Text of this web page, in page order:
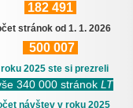
182 491
stránok od 1. 1. 2026
500 007
2025 ste si prezreli
340 000 stránok LT
návštev v roku 2025